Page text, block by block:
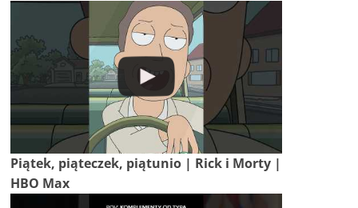
Piątek, piąteczek, piątunio | Rick i Morty |
HBO Max